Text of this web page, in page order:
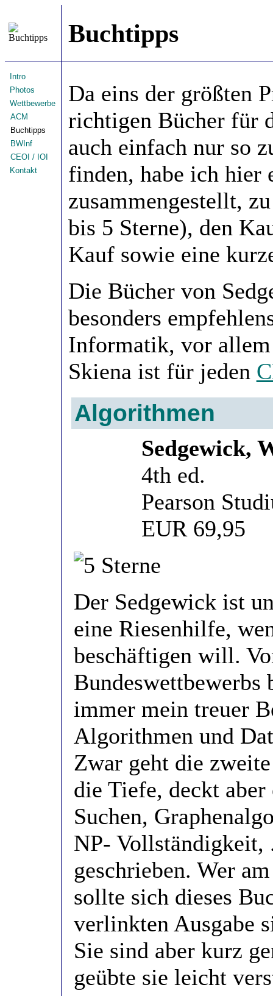
Buchtipps
Intro
Photos
Wettbewerbe
ACM
Buchtipps
BWInf
CEOI / IOI
Kontakt
Da eins der größten
richtigen Bücher für
auch einfach nur so
finden, habe ich hier
zusammengestellt,
bis 5 Sterne), den
Kauf sowie eine
Die Bücher von
besonders
Informatik, vor allem
Skiena ist für jeden
Algorithmen
Sedgewick,
4th ed.
Pearson
EUR 69,95
Der Sedgewick ist
eine Riesenhilfe,
beschäftigen will.
immer mein treuer
Algorithmen und
Zwar geht die
die Tiefe, deckt
Suchen,
NP- Vollständigkeit,
geschrieben. Wer
sollte sich dieses
verlinkten Ausgabe
Sie sind aber kurz
geübte sie leicht